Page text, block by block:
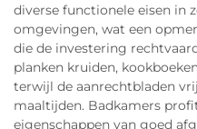
diverse functionele eisen in
omgevingen, wat een
die de investering
planken kruiden,
terwijl de aanrechtbladen
maaltijden. Badkamers
eigenschappen van goed